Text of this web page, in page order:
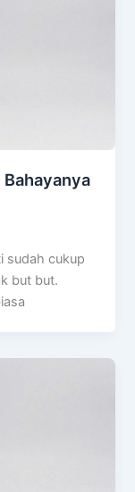
sudah cukup
but but.